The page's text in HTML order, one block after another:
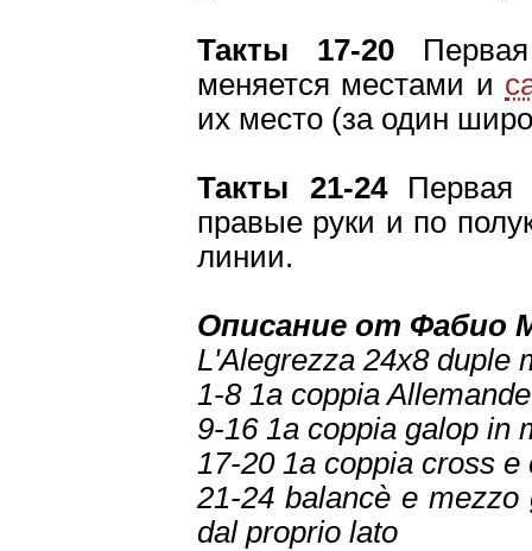
Такты 17-20
меняется местами и
их место (за один
Такты 21-24 Первая
правые руки и по
линии.
Описание от Фабио
L'Alegrezza 24x8 duple
1-8 1a coppia
9-16 1a coppia galop in
17-20 1a coppia cross e
21-24 balancè e
dal proprio lato